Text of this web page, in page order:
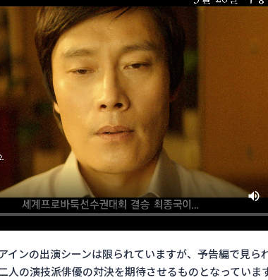
インの出演シーンは限られていますが、予告編で見ら
人の演技派俳優の対決を期待させるものとなっていま